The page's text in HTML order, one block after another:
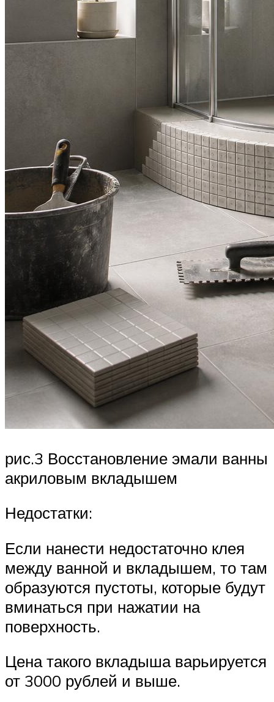
рис.3 Восстановление эмали ванны
акриловым вкладышем
Недостатки:
Если нанести недостаточно клея
между ванной и вкладышем, то там
образуются пустоты, которые будут
вминаться при нажатии на
поверхность.
Цена такого вкладыша варьируется
от 3000 рублей и выше.